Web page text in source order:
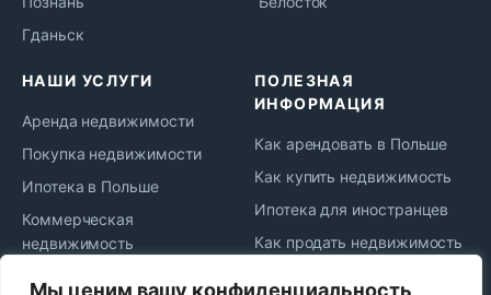
Мы ценим вашу конфиденциальность
Гданьск
НАШИ УСЛУГИ
Аренда недвижимости
Покупка недвижимости
Ипотека в Польше
Коммерческая
недвижимость
ПОЛЕЗНАЯ
ИНФОРМАЦИЯ
Как арендовать в Польше
Как купить недвижимость
Ипотека для иностранцев
Как продать недвижимость